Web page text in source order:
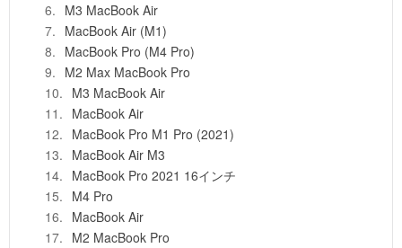
M3 MacBook Air
MacBook Air (M1)
MacBook Pro (M4 Pro)
M2 Max MacBook Pro
M3 MacBook Air
MacBook Air
MacBook Pro M1 Pro (2021)
MacBook Air M3
MacBook Pro 2021 16インチ
M4 Pro
MacBook Air
M2 MacBook Pro